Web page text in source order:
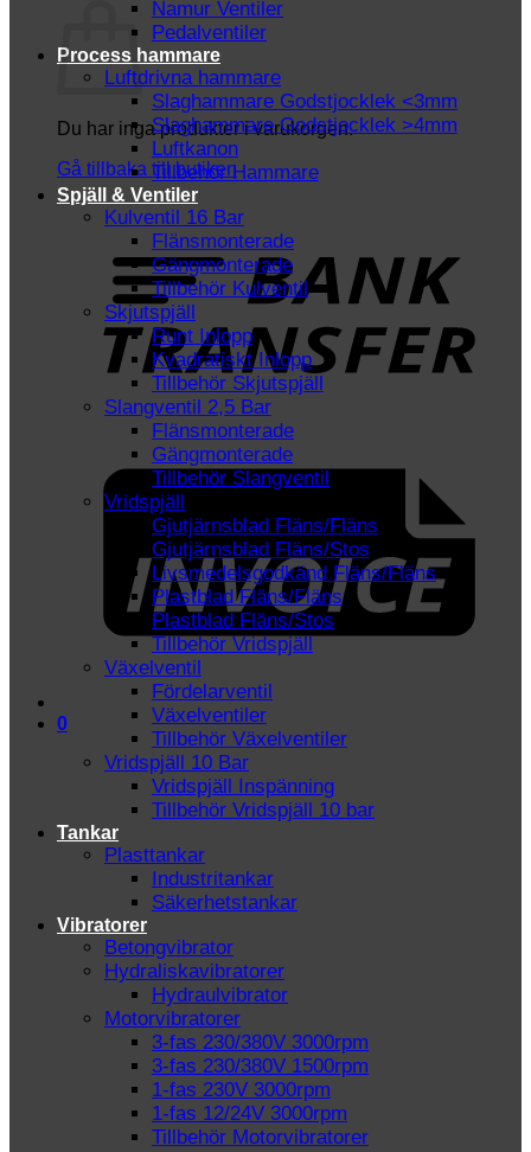
Du har inga produkter i varukorgen.
Gå tillbaka till butiken
0
Namur Ventiler
Pedalventiler
Process hammare
Luftdrivna hammare
Slaghammare Godstjocklek <3mm
Slaghammare Godstjocklek >4mm
Luftkanon
Tillbehör Hammare
Spjäll & Ventiler
Kulventil 16 Bar
Flänsmonterade
Gängmonterade
Tillbehör Kulventil
Skjutspjäll
Runt Inlopp
Kvadratiskt Inlopp
Tillbehör Skjutspjäll
Slangventil 2,5 Bar
Flänsmonterade
Gängmonterade
Tillbehör Slangventil
Vridspjäll
Gjutjärnsblad Fläns/Fläns
Gjutjärnsblad Fläns/Stos
Livsmedelsgodkänd Fläns/Fläns
Plastblad Fläns/Fläns
Plastblad Fläns/Stos
Tillbehör Vridspjäll
Växelventil
Fördelarventil
Växelventiler
Tillbehör Växelventiler
Vridspjäll 10 Bar
Vridspjäll Inspänning
Tillbehör Vridspjäll 10 bar
Tankar
Plasttankar
Industritankar
Säkerhetstankar
Vibratorer
Betongvibrator
Hydraliskavibratorer
Hydraulvibrator
Motorvibratorer
3-fas 230/380V 3000rpm
3-fas 230/380V 1500rpm
1-fas 230V 3000rpm
1-fas 12/24V 3000rpm
Tillbehör Motorvibratorer